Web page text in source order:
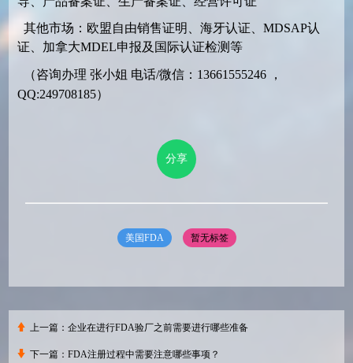
其他市场：欧盟自由销售证明、海牙认证、MDSAP认
证、加拿大MDEL申报及国际认证检测等
（咨询办理 张小姐 电话/微信：13661555246 ，
QQ:249708185）
分享
美国FDA 暂无标签
上一篇：企业在进行FDA验厂之前需要进行哪些准备
下一篇：FDA注册过程中需要注意哪些事项？